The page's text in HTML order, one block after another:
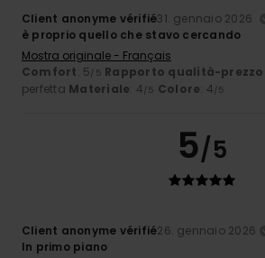
Client anonyme vérifié31. gennaio 2026
è proprio quello che stavo cercando
Mostra originale - Français
Comfort: 5 /5 Rapporto qualità-prezzo
perfetta Materiale: 4 /5 Colore: 4 /5
5/5
Client anonyme vérifié26. gennaio 2026
In primo piano